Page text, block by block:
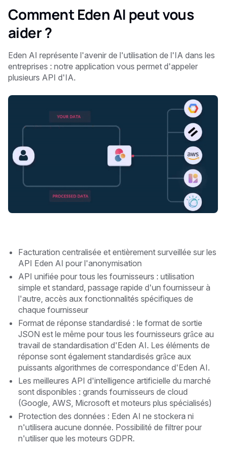
Comment Eden AI peut vous
aider ?
Eden AI représente l'avenir de l'utilisation de l'IA dans les
entreprises : notre application vous permet d'appeler
plusieurs API d'IA.
Facturation centralisée et entièrement surveillée sur les
API Eden AI pour l'anonymisation
API unifiée pour tous les fournisseurs : utilisation
simple et standard, passage rapide d'un fournisseur à
l'autre, accès aux fonctionnalités spécifiques de
chaque fournisseur
Format de réponse standardisé : le format de sortie
JSON est le même pour tous les fournisseurs grâce au
travail de standardisation d'Eden AI. Les éléments de
réponse sont également standardisés grâce aux
puissants algorithmes de correspondance d'Eden AI.
Les meilleures API d'intelligence artificielle du marché
sont disponibles : grands fournisseurs de cloud
(Google, AWS, Microsoft et moteurs plus spécialisés)
Protection des données : Eden AI ne stockera ni
n'utilisera aucune donnée. Possibilité de filtrer pour
n'utiliser que les moteurs GDPR.